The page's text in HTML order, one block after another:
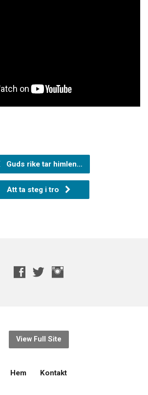
Guds rike tar himlen…
Att ta steg i tro
View Full Site
Hem Kontakt